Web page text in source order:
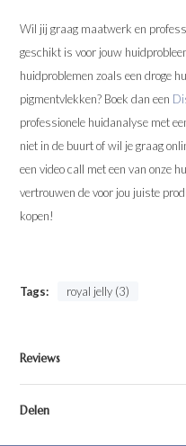
Wil jij graag maatwerk en
geschikt is voor jouw
huidproblemen zoals een droge
pigmentvlekken? Boek dan een
professionele huidanalyse met
niet in de buurt of wil je graag
een video call met een van onze
vertrouwen de voor jou juiste
kopen!
Tags: royal jelly (3)
Reviews
Delen